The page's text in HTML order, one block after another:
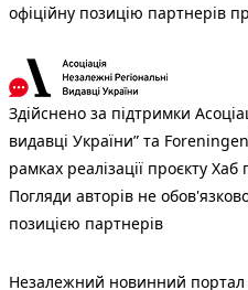
офіційну позицію партнерів
Здійснено за підтримки
видавці України” та
рамках реалізації проєкту
Погляди авторів не
позицією партнерів
Незалежний новинний